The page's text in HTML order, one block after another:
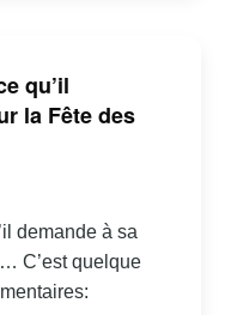
qu’il
la Fête des
demande à sa
C’est quelque